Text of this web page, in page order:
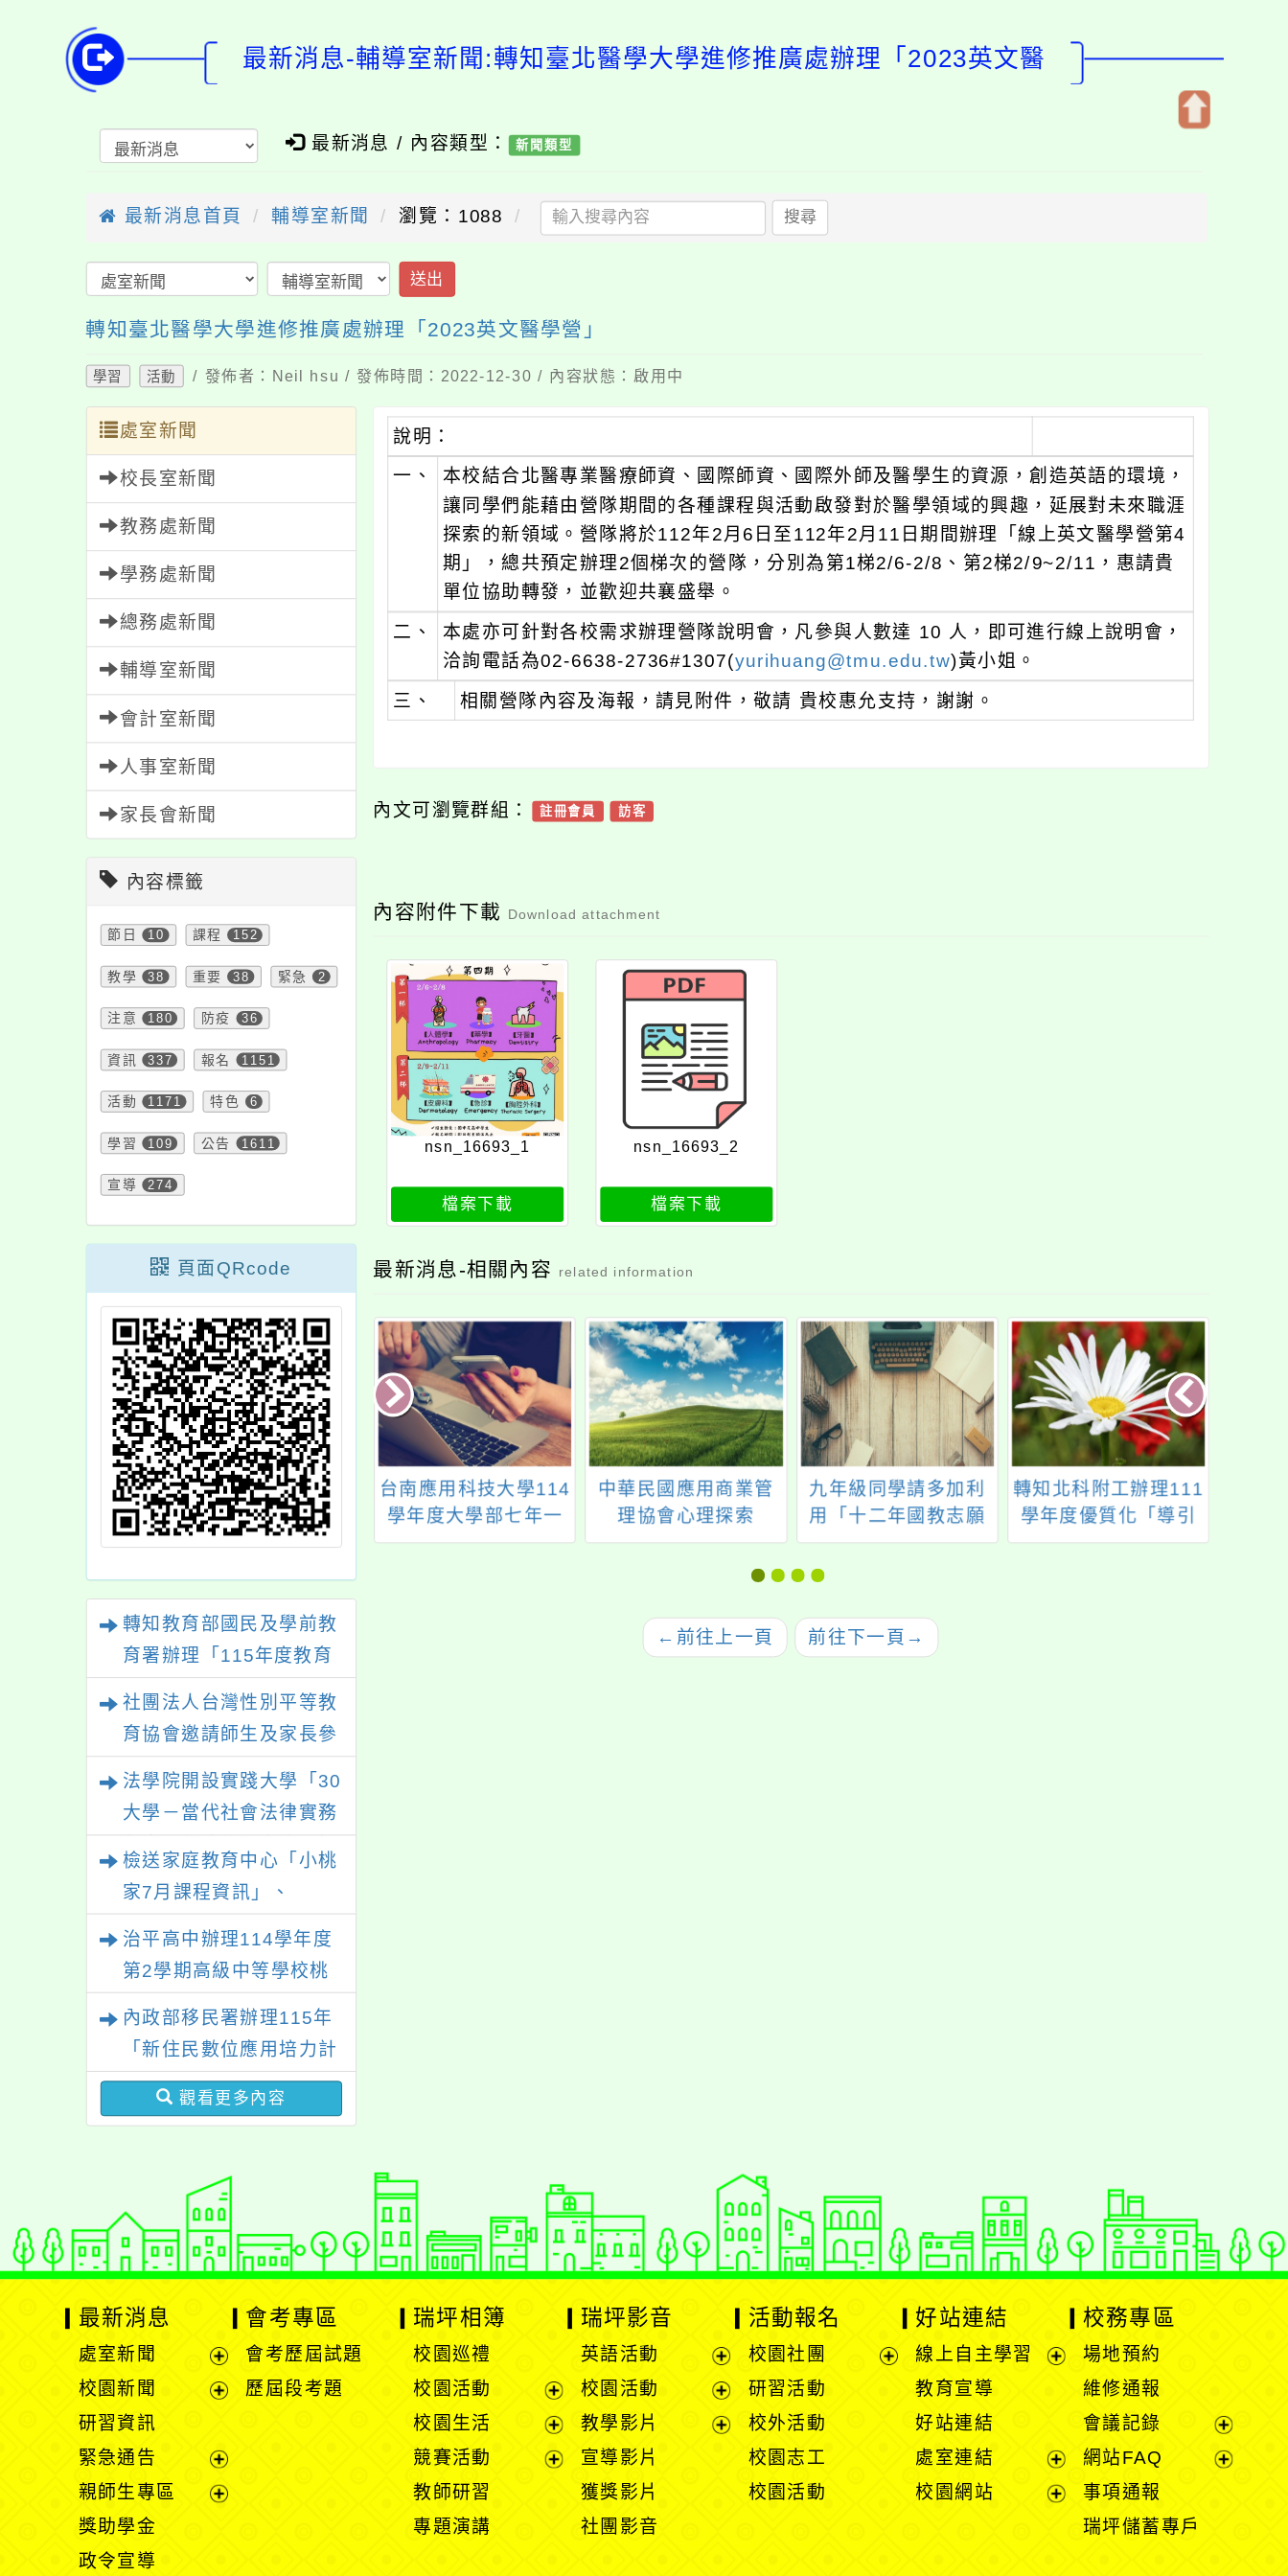
最新消息-輔導室新聞:轉知臺北醫學大學進修推廣處辦理「2023英文醫
最新消息 / 內容類型： 新聞類型
最新消息首頁 輔導室新聞 瀏覽：1088 搜尋
送出
轉知臺北醫學大學進修推廣處辦理「2023英文醫學營」
學習 活動 / 發佈者：Neil hsu / 發佈時間：2022-12-30 / 內容狀態：啟用中
處室新聞
校長室新聞
教務處新聞
學務處新聞
總務處新聞
輔導室新聞
會計室新聞
人事室新聞
家長會新聞
內容標籤
節日 10 課程 152
教學 38 重要 38 緊急 2
注意 180 防疫 36
資訊 337 報名 1151
活動 1171 特色 6
學習 109 公告 1611
宣導 274
頁面QRcode
轉知教育部國民及學前教
育署辦理「115年度教育
性別平等教育建置課程與
教學人才庫實施計畫」一
案， 請鼓勵校內教師踴
躍提出申請，請查照。
社團法人台灣性別平等教
育協會邀請師生及家長參
與「幸符製造所：與同志
青少年一起長大」互動式
展覽，歡迎參觀。
法學院開設實踐大學「30
大學－當代社會法律實務
檢送家庭教育中心「小桃
家7月課程資訊」、
「親密關係工作坊」、
「祖孫樂淘桃創意照片徵
件活動」海報各1份
治平高中辦理114學年度
第2學期高級中等學校桃
內政部移民署辦理115年
「新住民數位應用培力計
畫」免費資訊課程一案
觀看更多內容
說明：
一、 本校結合北醫專業醫療師資、國際師資、國際外師及醫學生的資源，創造英語的環境，
讓同學們能藉由營隊期間的各種課程與活動啟發對於醫學領域的興趣，延展對未來職涯
探索的新領域。營隊將於112年2月6日至112年2月11日期間辦理「線上英文醫學營第4
期」，總共預定辦理2個梯次的營隊，分別為第1梯2/6-2/8、第2梯2/9~2/11，惠請貴
單位協助轉發，並歡迎共襄盛舉。
二、
本處亦可針對各校需求辦理營隊說明會，凡參與人數達 10 人，即可進行線上說明會，
洽詢電話為02-6638-2736#1307(yurihuang@tmu.edu.tw)黃小姐。
三、 相關營隊內容及海報，請見附件，敬請 貴校惠允支持，謝謝。
內文可瀏覽群組： 註冊會員 訪客
內容附件下載 Download attachment
nsn_16693_1
檔案下載
nsn_16693_2
檔案下載
最新消息-相關內容 related information
壢家商辦理112
桃一區均質化
培育跨界多元
創意分享課程
財團法人中華民國佛
教慈濟慈善事業基金
會舉辦2026年「覺湛
營」台北場次活動簡
章及活動海報
台南應用科技大學114
學年度大學部七年一
貫制特色招生甄選入
中華民國應用商業管
理協會心理探索
營-2026夏令營報名開
九年級同學請多加利
用「十二年國教志願
選填1999專線」
轉知北科附工辦理111
學年度優質化「導引
適性就近入學」之技
← 前往上一頁 前往下一頁 →
最新消息
處室新聞
展
單
校園新聞
開
選
單
研習資訊
緊急通告
展
開
親師生專區
獎助學金
政令宣導
會考專區
會考歷屆試題
歷屆段考題
瑞坪相簿
校園巡禮
校園活動
展
開
選
校園生活
展
開
競賽活動
教師研習
專題演講
瑞坪影音
英語活動
展
選
校園活動
展
開
教學影片
宣導影片
獲獎影片
社團影音
活動報名
校園社團
研習活動
校外活動
校園志工
校園活動
好站連結
線上自主學習
單
教育宣導
好站連結
處室連結
展
開
校園網站
校務專區
場地預約
維修通報
會議記錄
展
開
網站FAQ
事項通報
瑞坪儲蓄專戶